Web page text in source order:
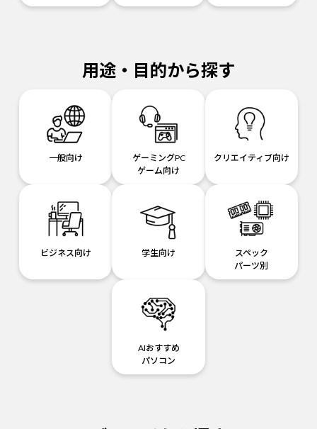
用途・目的から探す
一般向け
ゲーミングPC
ゲーム向け
クリエイティブ向け
ビジネス向け 学生向け
スペック
パーツ別
AIおすすめ
パソコン